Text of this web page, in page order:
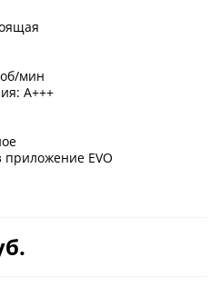
мин
A+++
приложение EVO